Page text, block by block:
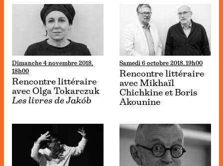
Dimanche 4 novembre 2018,
18h00
Rencontre littéraire
avec Olga Tokarczuk
Les livres de Jakób
Samedi 6 octobre 2018, 19h00
Rencontre littéraire
avec Mikhaïl
Chichkine et Boris
Akounine